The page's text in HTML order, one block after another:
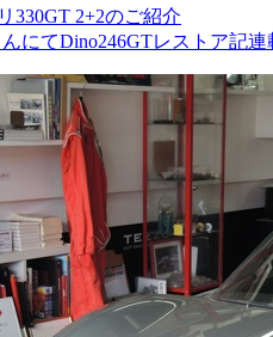
330GT 2+2のご紹介
にてDino246GTレストア記連